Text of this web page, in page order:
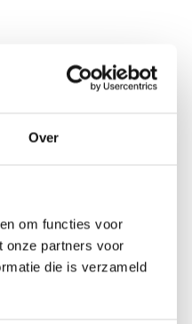
Over
om functies voor
onze partners voor
die is verzameld